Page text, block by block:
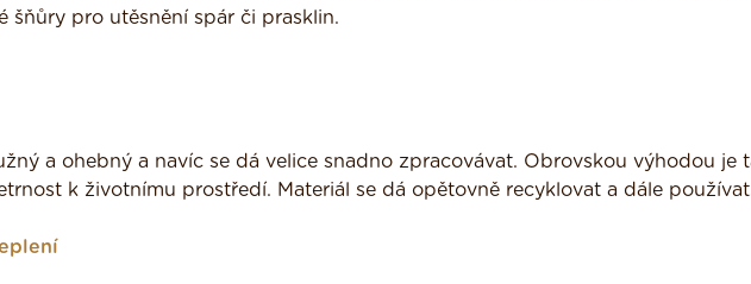
šňůry pro utěsnění spár či prasklin.
a ohebný a navíc se dá velice snadno zpracovávat. Obrovskou výhodou je
k životnímu prostředí. Materiál se dá opětovně recyklovat a dále